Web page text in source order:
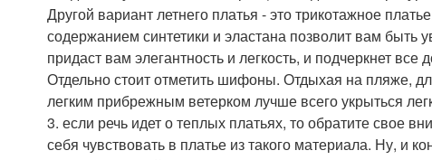
Другой вариант летнего платья - это трикотажное
содержанием синтетики и эластана позволит вам быть
придаст вам элегантность и легкость, и подчеркнет
Отдельно стоит отметить шифоны. Отдыхая на пляже,
легким прибрежным ветерком лучше всего укрыться
3. если речь идет о теплых платьях, то обратите свое
себя чувствовать в платье из такого материала. Ну,